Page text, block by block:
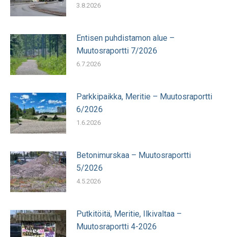
3.8.2026
Entisen puhdistamon alue –
Muutosraportti 7/2026
6.7.2026
Parkkipaikka, Meritie – Muutosraportti
6/2026
1.6.2026
Betonimurskaa – Muutosraportti
5/2026
4.5.2026
Putkitöitä, Meritie, Ilkivaltaa –
Muutosraportti 4-2026